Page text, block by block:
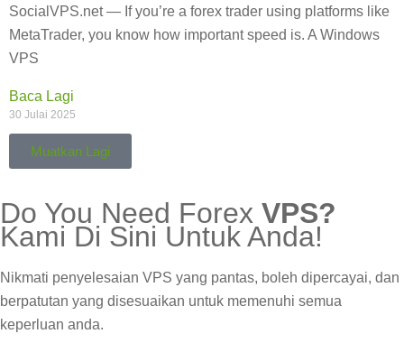
SocialVPS.net — If you’re a forex trader using platforms like
MetaTrader, you know how important speed is. A Windows
VPS
Baca Lagi
30 Julai 2025
Muatkan Lagi
Do You Need Forex VPS?
Kami Di Sini Untuk Anda!
Nikmati penyelesaian VPS yang pantas, boleh dipercayai, dan
berpatutan yang disesuaikan untuk memenuhi semua
keperluan anda.